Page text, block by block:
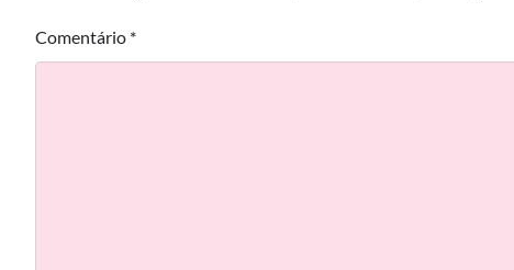
Comentário *